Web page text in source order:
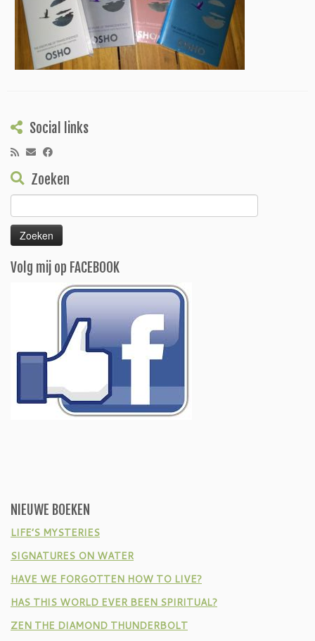
Social links
Zoeken
naar:
Volg mij op FACEBOOK
NIEUWE BOEKEN
LIFE’S MYSTERIES
SIGNATURES ON WATER
HAVE WE FORGOTTEN HOW TO LIVE?
HAS THIS WORLD EVER BEEN SPIRITUAL?
ZEN THE DIAMOND THUNDERBOLT